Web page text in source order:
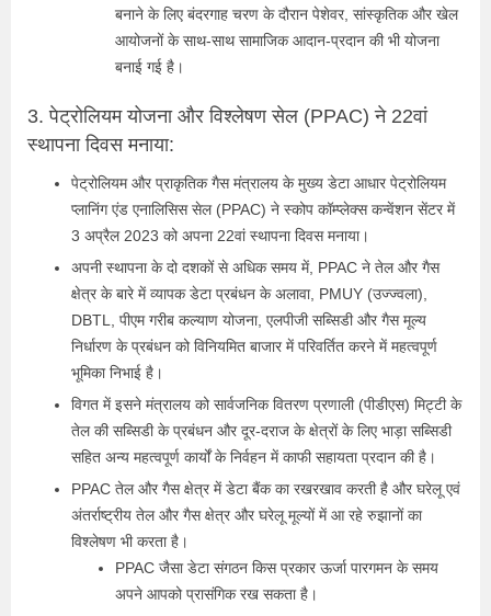
बनाने के लिए बंदरगाह चरण के दौरान पेशेवर, सांस्कृतिक और खेल
आयोजनों के साथ-साथ सामाजिक आदान-प्रदान की भी योजना
बनाई गई है।
3. पेट्रोलियम योजना और विश्लेषण सेल (PPAC) ने 22वां
स्थापना दिवस मनाया:
पेट्रोलियम और प्राकृतिक गैस मंत्रालय के मुख्‍य डेटा आधार पेट्रोलियम
प्लानिंग एंड एनालिसिस सेल (PPAC) ने स्कोप कॉम्प्लेक्स कन्वेंशन सेंटर में
3 अप्रैल 2023 को अपना 22वां स्थापना दिवस मनाया।
अपनी स्‍थापना के दो दशकों से अधिक समय में, PPAC ने तेल और गैस
क्षेत्र के बारे में व्‍यापक डेटा प्रबंधन के अलावा, PMUY (उज्ज्वला),
DBTL, पीएम गरीब कल्याण योजना, एलपीजी सब्सिडी और गैस मूल्य
निर्धारण के प्रबंधन को विनियमित बाजार में परिवर्तित करने में महत्वपूर्ण
भूमिका निभाई है।
विगत में इसने मंत्रालय को सार्वजनिक वितरण प्रणाली (पीडीएस) मिट्टी के
तेल की सब्सिडी के प्रबंधन और दूर-दराज के क्षेत्रों के लिए भाड़ा सब्सिडी
सहित अन्य महत्वपूर्ण कार्यों के निर्वहन में काफी सहायता प्रदान की है।
PPAC तेल और गैस क्षेत्र में डेटा बैंक का रखरखाव करती है और घरेलू एवं
अंतर्राष्‍ट्रीय तेल और गैस क्षेत्र और घरेलू मूल्‍यों में आ रहे रुझानों का
विश्लेषण भी करता है।
PPAC जैसा डेटा संगठन किस प्रकार ऊर्जा पारगमन के समय
अपने आपको प्रासंगिक रख सकता है।